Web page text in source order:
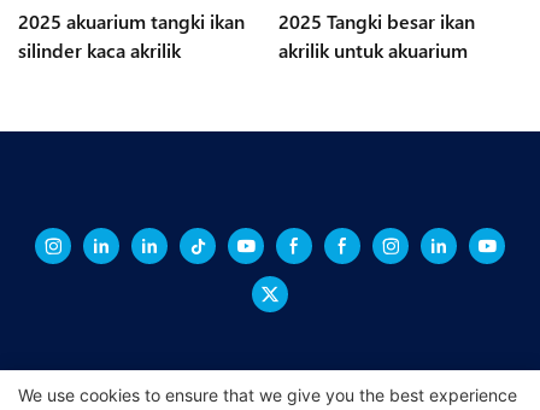
2025 akuarium tangki ikan
silinder kaca akrilik
2025 Tangki besar ikan
akrilik untuk akuarium
We use cookies to ensure that we give you the best experience